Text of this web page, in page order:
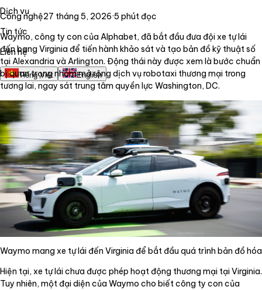
Dịch vụ
Tin tức
Liên hệ
Tiếng Việt English
Công nghệ27 tháng 5, 2026·5 phút đọc
Waymo, công ty con của Alphabet, đã bắt đầu đưa đội xe tự lái
đến bang Virginia để tiến hành khảo sát và tạo bản đồ kỹ thuật số
tại Alexandria và Arlington. Động thái này được xem là bước chuẩn
bị quan trọng nhằm mở rộng dịch vụ robotaxi thương mại trong
tương lai, ngay sát trung tâm quyền lực Washington, DC.
Waymo mang xe tự lái đến Virginia để bắt đầu quá trình bản đồ hóa
Hiện tại, xe tự lái chưa được phép hoạt động thương mại tại Virginia.
Tuy nhiên, một đại diện của Waymo cho biết công ty con của